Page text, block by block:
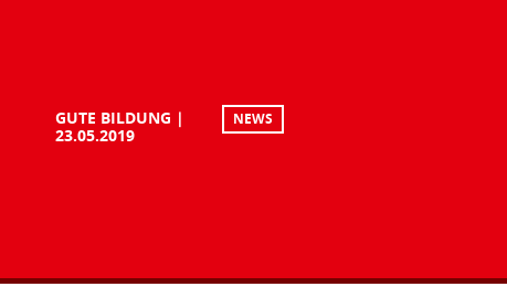
GUTE BILDUNG
23.05.2019
NEWS